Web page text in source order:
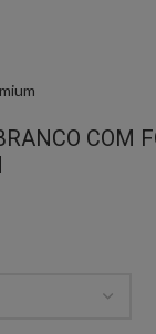
COM